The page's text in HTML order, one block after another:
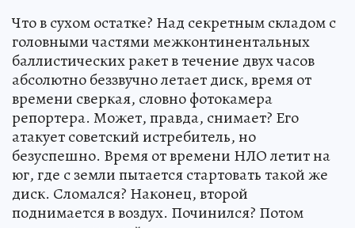
Что в сухом остатке? Над секретным складом с
головными частями межконтинентальных
баллистических ракет в течение двух часов
абсолютно беззвучно летает диск, время от
времени сверкая, словно фотокамера
репортера. Может, правда, снимает? Его
атакует советский истребитель, но
безуспешно. Время от времени НЛО летит на
юг, где с земли пытается стартовать такой же
диск. Сломался? Наконец, второй
поднимается в воздух. Починился? Потом